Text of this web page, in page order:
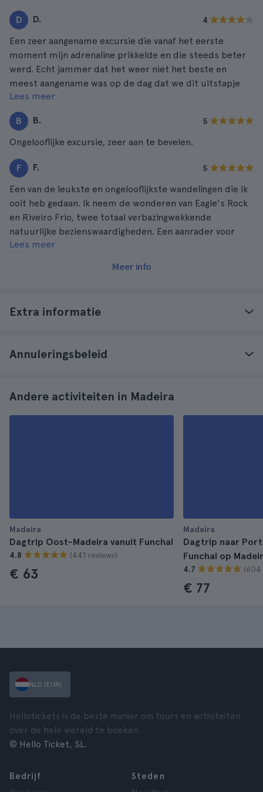
D D. 4
Een zeer aangename excursie die vanaf het eerste
moment mijn adrenaline prikkelde en die steeds beter
werd. Echt jammer dat het weer niet het beste en
meest aangename was op de dag dat we dit uitstapje
moesten maken.
Lees meer
B B. 5
Ongelooflijke excursie, zeer aan te bevelen.
F F. 5
Een van de leukste en ongelooflijkste wandelingen die ik
ooit heb gedaan. Ik neem de wonderen van Eagle's Rock
en Riveiro Frio, twee totaal verbazingwekkende
natuurlijke bezienswaardigheden. Een aanrader voor
iedereen.
Lees meer
Meer info
Extra informatie
Annuleringsbeleid
Andere activiteiten in Madeira
Madeira
Dagtrip Oost-Madeira vanuit Funchal
4.8 (441 reviews)
€ 63
Madeira
Dagtrip naar
Funchal op
4.7 (604
€ 77
NLD (EUR)
Hellotickets is de beste manier om tours en activiteiten
over de hele wereld te boeken.
© Hello Ticket, SL.
Bedrijf
Steden